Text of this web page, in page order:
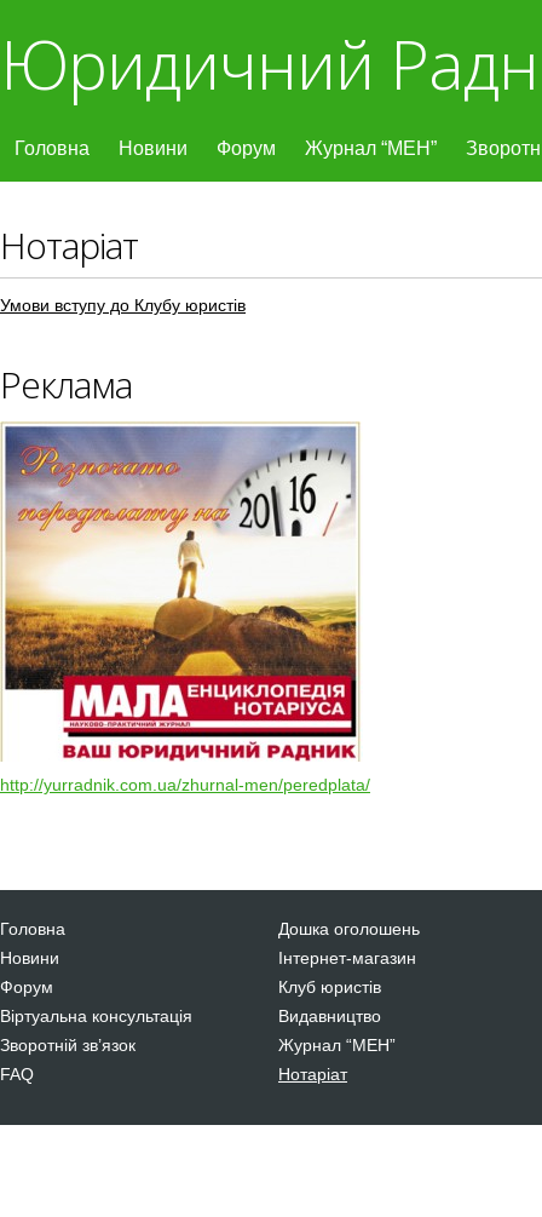
Юридичний
Головна Новини Форум Журнал “МЕН”
Нотаріат
Умови вступу до Клубу юристів
Реклама
http://yurradnik.com.ua/zhurnal-men/peredplata/
Головна
Новини
Форум
Віртуальна консультація
Зворотній зв’язок
FAQ
Дошка оголошень
Інтернет-магазин
Клуб юристів
Видавництво
Журнал “МЕН”
Нотаріат